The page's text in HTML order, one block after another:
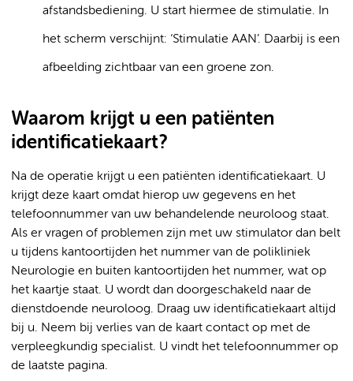
afstandsbediening. U start hiermee de stimulatie. In
het scherm verschijnt: ‘Stimulatie AAN’. Daarbij is een
afbeelding zichtbaar van een groene zon.
Waarom krijgt u een patiënten
identificatiekaart?
Na de operatie krijgt u een patiënten identificatiekaart. U
krijgt deze kaart omdat hierop uw gegevens en het
telefoonnummer van uw behandelende neuroloog staat.
Als er vragen of problemen zijn met uw stimulator dan belt
u tijdens kantoortijden het nummer van de polikliniek
Neurologie en buiten kantoortijden het nummer, wat op
het kaartje staat. U wordt dan doorgeschakeld naar de
dienstdoende neuroloog. Draag uw identificatiekaart altijd
bij u. Neem bij verlies van de kaart contact op met de
verpleegkundig specialist. U vindt het telefoonnummer op
de laatste pagina.